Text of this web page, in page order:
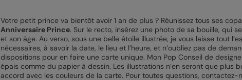
Votre petit prince va bientôt avoir 1 an de plus ? Réunissez tous ses
Anniversaire Prince. Sur le recto, insérez une photo de sa bouille, qui
et son âge. Au verso, sous une belle étoile illustrée, je vous laisse tout
nécessaires, à savoir la date, le lieu et l’heure, et n’oubliez pas de
dispositions pour en faire une carte unique. Mon Pop Conseil de
épais comme du papier à dessin. Les illustrations n’en seront que plus
accord avec les couleurs de la carte. Pour toutes questions,